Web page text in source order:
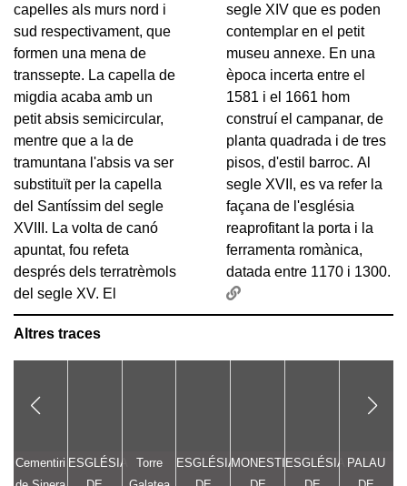
capelles als murs nord i
sud respectivament, que
formen una mena de
transsepte. La capella de
migdia acaba amb un
petit absis semicircular,
mentre que a la de
tramuntana l'absis va ser
substituït per la capella
del Santíssim del segle
XVIII. La volta de canó
apuntat, fou refeta
després dels terratrèmols
del segle XV. El
segle XIV que es poden
contemplar en el petit
museu annexe. En una
època incerta entre el
1581 i el 1661 hom
construí el campanar, de
planta quadrada i de tres
pisos, d'estil barroc. Al
segle XVII, es va refer la
façana de l'església
reaprofitant la porta i la
ferramenta romànica,
datada entre 1170 i 1300.
Altres traces
Cementiri ESGLÉSIA
Torre
ESGLÉSIAMONESTIRESGLÉSIA
PALAU